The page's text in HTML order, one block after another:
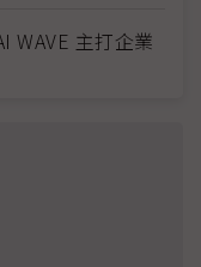
WAVE 主打企業